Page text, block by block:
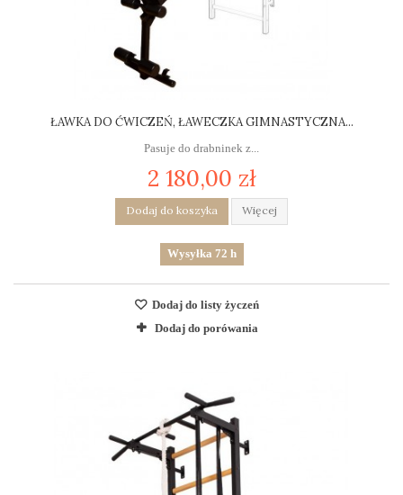
ŁAWKA DO ĆWICZEŃ, ŁAWECZKA GIMNASTYCZNA...
Pasuje do drabninek z...
2 180,00 zł
Dodaj do koszyka Więcej
Wysyłka 72 h
Dodaj do listy życzeń
Dodaj do porówania